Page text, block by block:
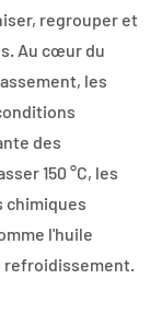
regrouper et
Au cœur du
les
des
150 °C, les
chimiques
l'huile